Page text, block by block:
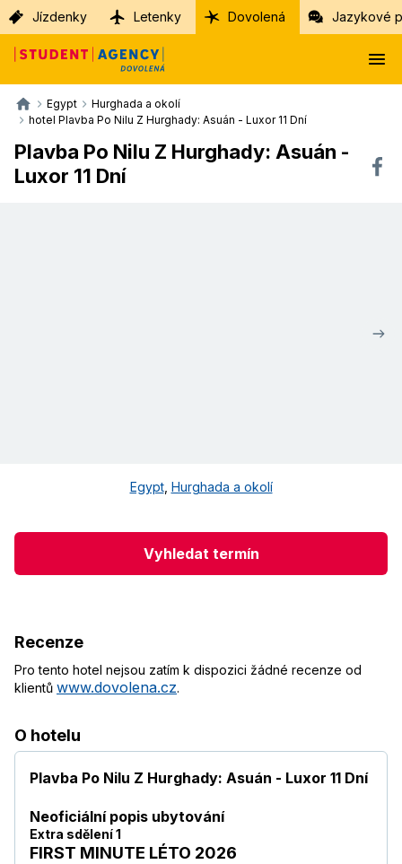
Jízdenky Letenky Dovolená Jazykové
Egypt
Hurghada a okolí
hotel Plavba Po Nilu Z Hurghady: Asuán - Luxor 11 Dní
Plavba Po Nilu Z Hurghady: Asuán -
Luxor 11 Dní
Egypt, Hurghada a okolí
Vyhledat termín
Recenze
Pro tento hotel nejsou zatím k dispozici žádné recenze od
klientů www.dovolena.cz.
O hotelu
Plavba Po Nilu Z Hurghady: Asuán - Luxor 11 Dní
Neoficiální popis ubytování
Extra sdělení 1
FIRST MINUTE LÉTO 2026